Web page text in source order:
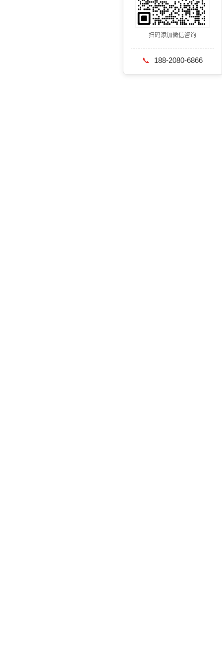
扫码添加微信咨询
📞 188-2080-6866